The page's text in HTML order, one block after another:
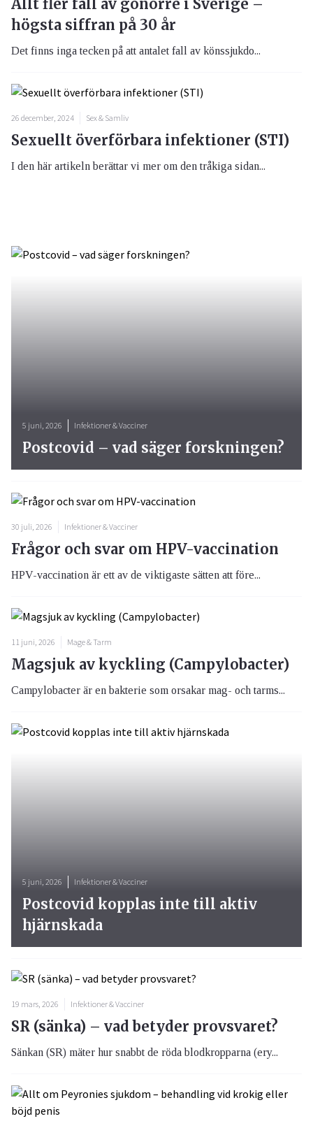
Allt fler fall av gonorré i Sverige –
högsta siffran på 30 år
Det finns inga tecken på att antalet fall av könssjukdo...
26 december, 2024 Sex & Samliv
Sexuellt överförbara infektioner (STI)
I den här artikeln berättar vi mer om den tråkiga sidan...
30 juli, 2026 Infektioner & Vacciner
Frågor och svar om HPV-vaccination
HPV-vaccination är ett av de viktigaste sätten att före...
11 juni, 2026 Mage & Tarm
Magsjuk av kyckling (Campylobacter)
Campylobacter är en bakterie som orsakar mag- och tarms...
5 juni, 2026 Infektioner & Vacciner
Postcovid – vad säger forskningen?
5 juni, 2026 Infektioner & Vacciner
Postcovid kopplas inte till aktiv
hjärnskada
19 mars, 2026 Infektioner & Vacciner
SR (sänka) – vad betyder provsvaret?
Sänkan (SR) mäter hur snabbt de röda blodkropparna (ery...